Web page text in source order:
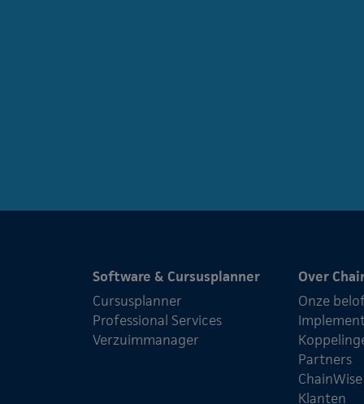
Software & Cursusplanner
Cursusplanner
Professional Services
Verzuimmanager
Over
Onze
Partners
Klanten